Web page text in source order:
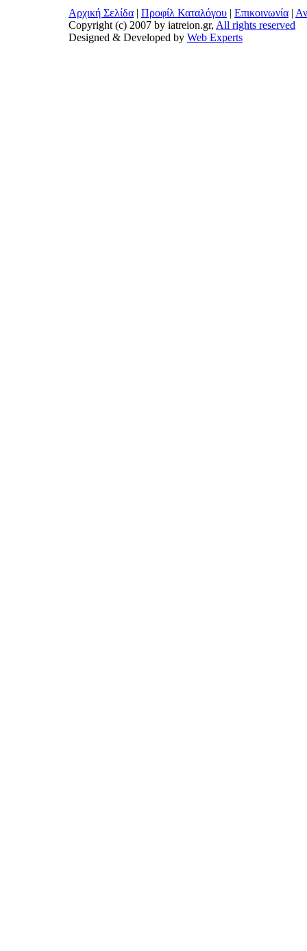
Αρχική Σελίδα | Προφίλ Καταλόγου | Επικοινωνία |
Copyright (c) 2007 by iatreion.gr, All rights reserved
Designed & Developed by Web Experts